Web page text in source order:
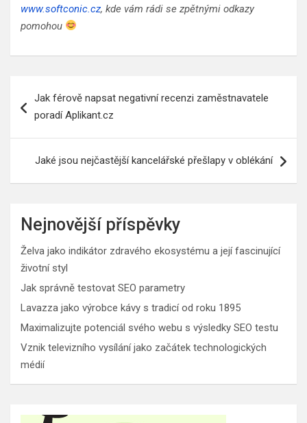
www.softconic.cz, kde vám rádi se zpětnými odkazy
pomohou
proJak férově napsat negativní recenzi zaměstnavatele
poradí Aplikant.cz
Jaké jsou nejčastější kancelářské přešlapy v oblékání
Nejnovější příspěvky
Želva jako indikátor zdravého ekosystému a její fascinující
životní styl
Jak správně testovat SEO parametry
Lavazza jako výrobce kávy s tradicí od roku 1895
Maximalizujte potenciál svého webu s výsledky SEO testu
Vznik televizního vysílání jako začátek technologických
médií